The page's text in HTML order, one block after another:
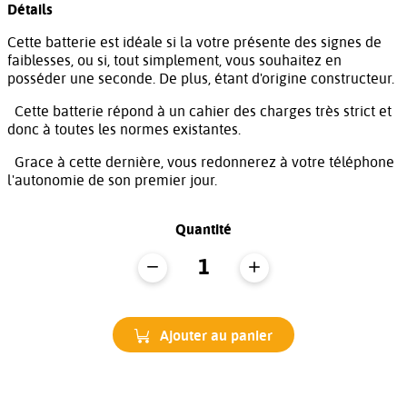
Détails
Cette batterie est idéale si la votre présente des signes de
faiblesses, ou si, tout simplement, vous souhaitez en
posséder une seconde. De plus, étant d'origine constructeur.
Cette batterie répond à un cahier des charges très strict et
donc à toutes les normes existantes.
Grace à cette dernière, vous redonnerez à votre téléphone
l'autonomie de son premier jour.
Quantité
Ajouter au panier